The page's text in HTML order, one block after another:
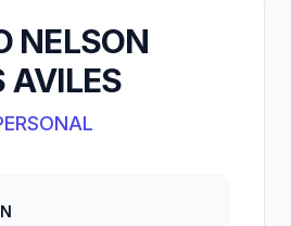
NELSON
AVILES